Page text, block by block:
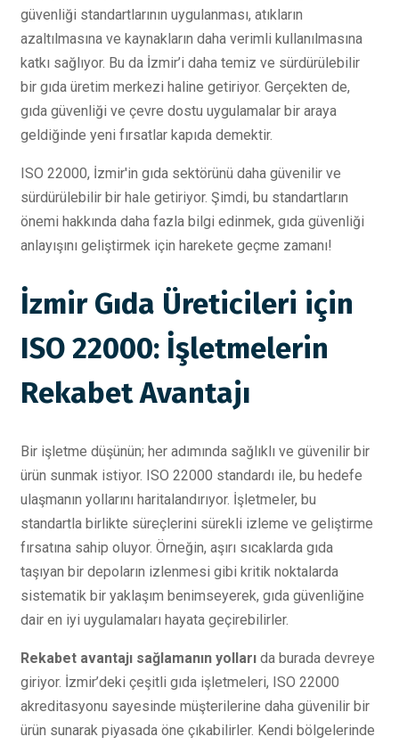
güvenliği standartlarının uygulanması, atıkların
azaltılmasına ve kaynakların daha verimli kullanılmasına
katkı sağlıyor. Bu da İzmir’i daha temiz ve sürdürülebilir
bir gıda üretim merkezi haline getiriyor. Gerçekten de,
gıda güvenliği ve çevre dostu uygulamalar bir araya
geldiğinde yeni fırsatlar kapıda demektir.
ISO 22000, İzmir'in gıda sektörünü daha güvenilir ve
sürdürülebilir bir hale getiriyor. Şimdi, bu standartların
önemi hakkında daha fazla bilgi edinmek, gıda güvenliği
anlayışını geliştirmek için harekete geçme zamanı!
İzmir Gıda Üreticileri için
ISO 22000: İşletmelerin
Rekabet Avantajı
Bir işletme düşünün; her adımında sağlıklı ve güvenilir bir
ürün sunmak istiyor. ISO 22000 standardı ile, bu hedefe
ulaşmanın yollarını haritalandırıyor. İşletmeler, bu
standartla birlikte süreçlerini sürekli izleme ve geliştirme
fırsatına sahip oluyor. Örneğin, aşırı sıcaklarda gıda
taşıyan bir depoların izlenmesi gibi kritik noktalarda
sistematik bir yaklaşım benimseyerek, gıda güvenliğine
dair en iyi uygulamaları hayata geçirebilirler.
Rekabet avantajı sağlamanın yolları da burada devreye
giriyor. İzmir’deki çeşitli gıda işletmeleri, ISO 22000
akreditasyonu sayesinde müşterilerine daha güvenilir bir
ürün sunarak piyasada öne çıkabilirler. Kendi bölgelerinde